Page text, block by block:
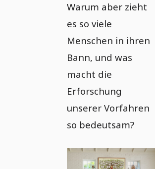
Warum aber zieht
es so viele
Menschen in ihren
Bann, und was
macht die
Erforschung
unserer Vorfahren
so bedeutsam?